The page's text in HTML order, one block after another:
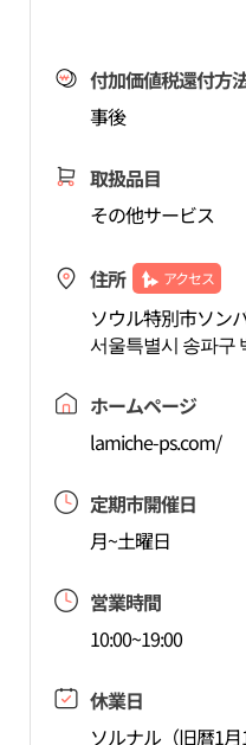
付加価値税還付方
事後
取扱品目
その他サービス
住所 アクセス
ソウル特別市ソン
서울특별시 송파구
ホームページ
lamiche-ps.com/
定期市開催日
月~土曜日
営業時間
10:00~19:00
休業日
ソルナル（旧暦1